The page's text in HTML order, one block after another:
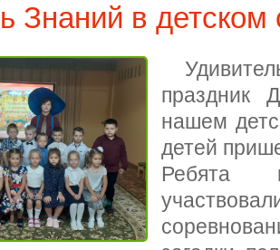
Знаний в детском
праздник
нашем
детей
Ребята